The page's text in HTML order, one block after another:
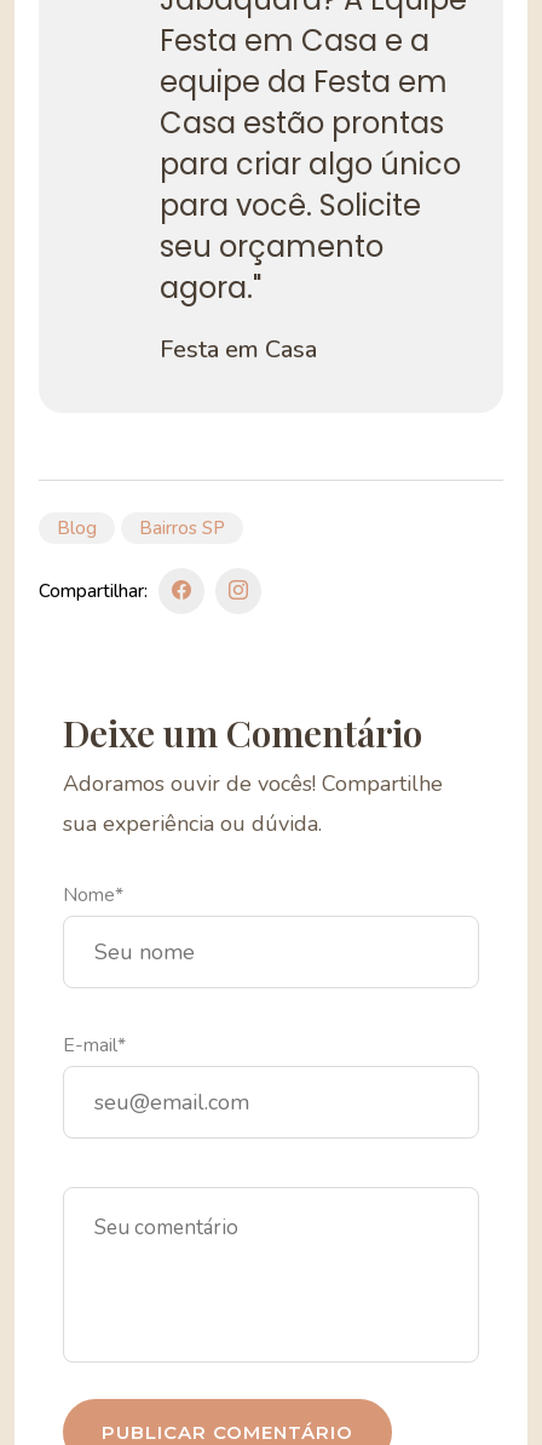
Festa em Casa e a
equipe da Festa em
Casa estão prontas
para criar algo único
para você. Solicite
seu orçamento
agora."
Festa em Casa
Blog Bairros SP
Compartilhar:
Deixe um Comentário
Adoramos ouvir de vocês! Compartilhe
sua experiência ou dúvida.
Nome*
E-mail*
PUBLICAR COMENTÁRIO